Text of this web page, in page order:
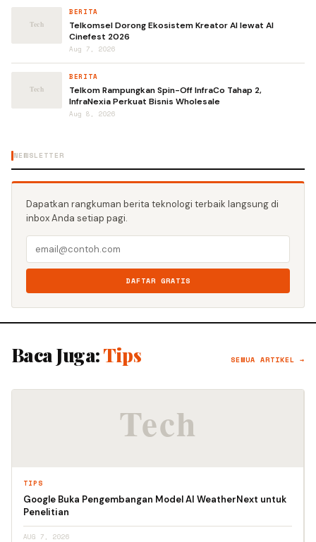
BERITA
Telkomsel Dorong Ekosistem Kreator AI lewat AI
Cinefest 2026
Aug 7, 2026
BERITA
Telkom Rampungkan Spin-Off InfraCo Tahap 2,
InfraNexia Perkuat Bisnis Wholesale
Aug 8, 2026
NEWSLETTER
Dapatkan rangkuman berita teknologi terbaik langsung di
inbox Anda setiap pagi.
DAFTAR GRATIS
Baca Juga:Tips SEMUA ARTIKEL →
TIPS
Google Buka Pengembangan Model AI WeatherNext untuk
Penelitian
AUG 7, 2026